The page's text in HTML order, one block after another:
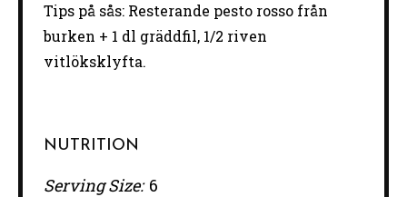
Tips på sås: Resterande pesto rosso från
burken + 1 dl gräddfil, 1/2 riven
vitlöksklyfta.
NUTRITION
Serving Size: 6